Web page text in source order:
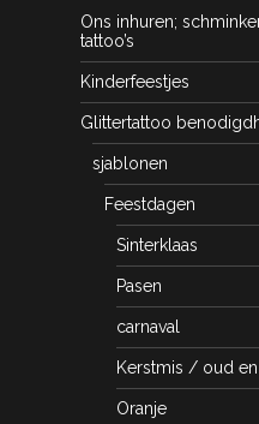
Ons inhuren;
tattoo’s
Kinderfeestjes
Glittertattoo
sjablonen
Feestdagen
Sinterklaas
Pasen
carnaval
Kerstmis / oud
Oranje